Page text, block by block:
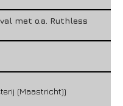
met o.a. Ruthless
(Maastricht))